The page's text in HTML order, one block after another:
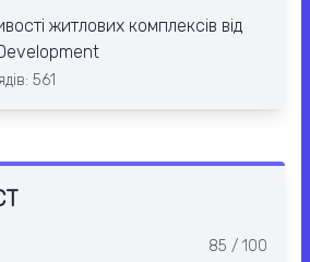
житлових комплексів від
561
85 / 100